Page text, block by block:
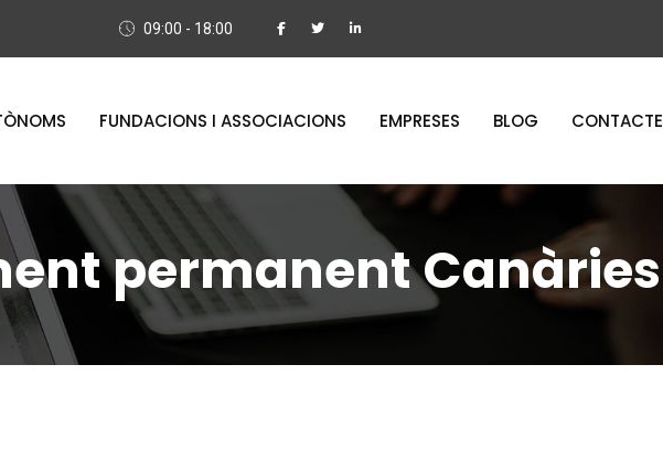
09:00 - 18:00
FUNDACIONS I ASSOCIACIONS EMPRESES BLOG CONTACTE
permanent Canàries